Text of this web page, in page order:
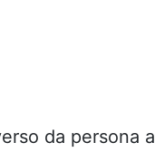
da persona a